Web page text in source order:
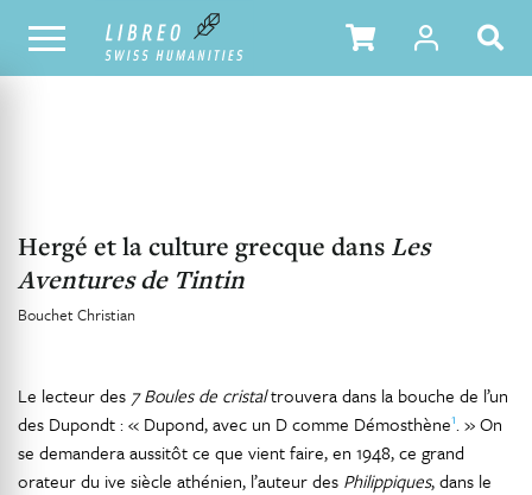
NOTRE CATALOGUE TABLE DES MATIÈRES
Hergé et la culture grecque dans Les
Aventures de Tintin
Bouchet Christian
Le lecteur des 7 Boules de cristaltrouvera dans la bouche de l’un
des Dupondt : « Dupond, avec un D comme Démosthène1. » On
se demandera aussitôt ce que vient faire, en 1948, ce grand
orateur du ive siècle athénien, l’auteur des Philippiques, dans le